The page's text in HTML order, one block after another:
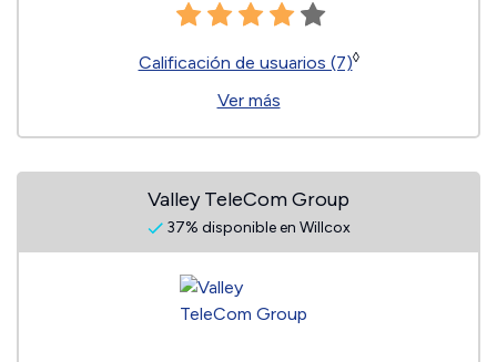
Calificación de usuarios (7)◊
Ver más
Valley TeleCom Group
37% disponible en Willcox